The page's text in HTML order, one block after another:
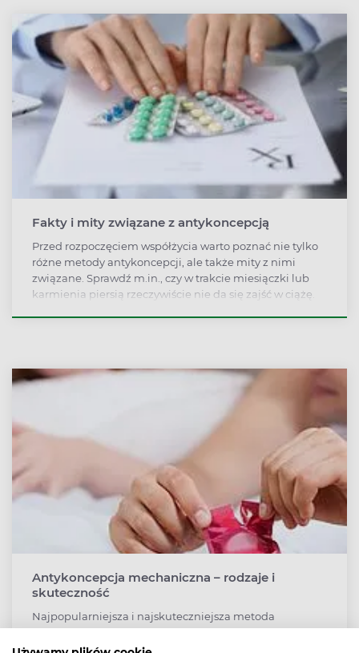
Fakty i mity związane z antykoncepcją
Przed rozpoczęciem współżycia warto poznać nie tylko
różne metody antykoncepcji, ale także mity z nimi
związane. Sprawdź m.in., czy w trakcie miesiączki lub
karmienia piersią rzeczywiście nie da się zajść w ciążę.
Antykoncepcja mechaniczna – rodzaje i
skuteczność
Najpopularniejsza i najskuteczniejsza metoda
antykoncepcji mechanicznej to prezerwatywa. Poza nią
możemy wymienić kapturki dopochwowe, błony